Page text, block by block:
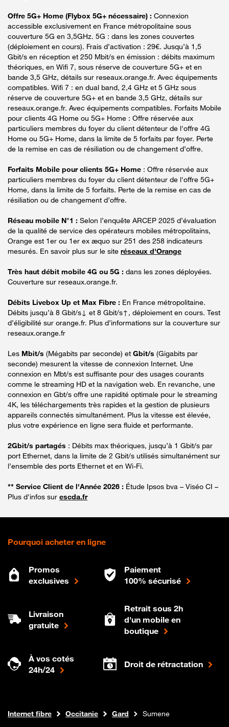
Offre 5G+ Home (Flybox 5G+ nécessaire) : Connexion
accessible exclusivement en France métropolitaine sous
couverture 5G en 3,5GHz. 5G : dans les zones couvertes
(déploiement en cours). Frais d’activation : 29€. Jusqu’à 1,5
Gbit/s en réception et 250 Mbit/s en émission : débits maximum
théoriques, en Wifi 7, sous réserve de couverture 5G+ et en
bande 3,5 GHz, détails sur reseaux.orange.fr. Avec équipements
compatibles. Wifi 7 : en dual band, 2,4 GHz et 5 GHz sous
réserve de couverture 5G+ et en bande 3,5 GHz, détails sur
reseaux.orange.fr. Avec équipements compatibles. Forfaits Mobile
pour clients 4G Home ou 5G+ Home : Offre réservée aux
particuliers membres du foyer du client détenteur de l'offre 4G
Home ou 5G+ Home, dans la limite de 5 forfaits par foyer. Perte
de la remise en cas de résiliation ou de changement d’offre.
Forfaits Mobile pour clients 5G+ Home : Offre réservée aux
particuliers membres du foyer du client détenteur de l'offre 5G+
Home, dans la limite de 5 forfaits. Perte de la remise en cas de
résiliation ou de changement d’offre.
Réseau mobile N°1 : Selon l’enquête ARCEP 2025 d’évaluation
de la qualité de service des opérateurs mobiles métropolitains,
Orange est 1er ou 1er ex æquo sur 251 des 258 indicateurs
mesurés. En savoir plus sur le site réseaux d'Orange
Très haut débit mobile 4G ou 5G : dans les zones déployées.
Couverture sur reseaux.orange.fr.
Débits Livebox Up et Max Fibre : En France métropolitaine.
Débits jusqu’à 8 Gbit/s↓ et 8 Gbit/s↑, déploiement en cours. Test
d’éligibilité sur orange.fr. Plus d’informations sur la couverture sur
reseaux.orange.fr
Les Mbit/s (Mégabits par seconde) et Gbit/s (Gigabits par
seconde) mesurent la vitesse de connexion Internet. Une
connexion en Mbt/s est suffisante pour des usages courants
comme le streaming HD et la navigation web. En revanche, une
connexion en Gbt/s offre une rapidité optimale pour le streaming
4K, les téléchargements très rapides et la gestion de plusieurs
appareils connectés simultanément. Plus la vitesse est élevée,
plus votre expérience en ligne sera fluide et performante.
2Gbit/s partagés : Débits max théoriques, jusqu’à 1 Gbit/s par
port Ethernet, dans la limite de 2 Gbit/s utilisés simultanément sur
l’ensemble des ports Ethernet et en Wi-Fi.
** Service Client de l'Année 2026 : Étude Ipsos bva – Viséo CI –
Plus d'infos sur escda.fr
Pourquoi acheter en ligne
Promos
exclusives
Paiement
100% sécurisé
Livraison
gratuite
Retrait sous 2h
d'un mobile en
boutique
À vos cotés
24h/24
Droit de rétractation
Boutique Orange
Internet fibre Occitanie Gard Sumene